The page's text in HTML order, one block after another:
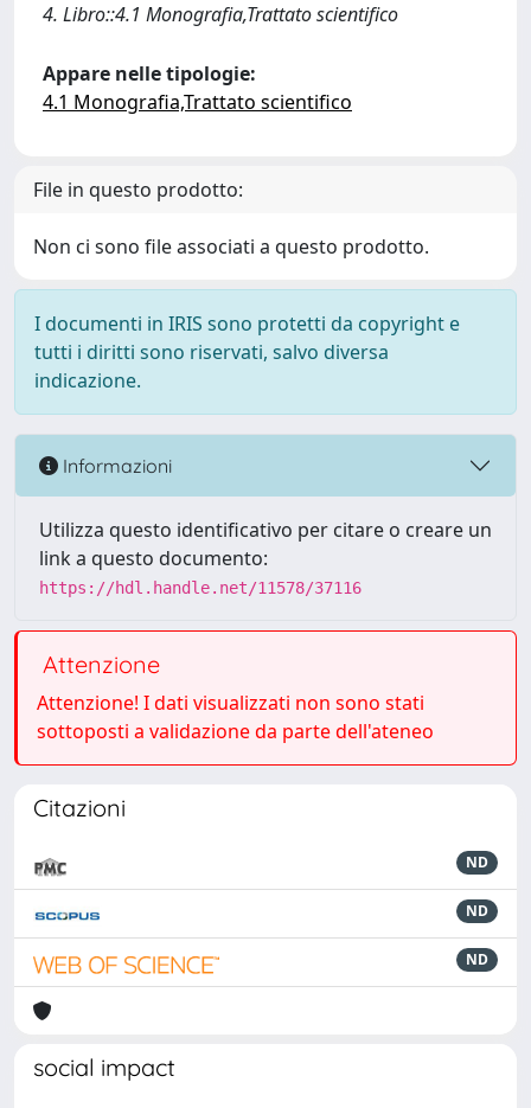
4. Libro::4.1 Monografia,Trattato scientifico
Appare nelle tipologie:
4.1 Monografia,Trattato scientifico
File in questo prodotto:
Non ci sono file associati a questo prodotto.
I documenti in IRIS sono protetti da copyright e
tutti i diritti sono riservati, salvo diversa
indicazione.
Informazioni
Utilizza questo identificativo per citare o creare un
link a questo documento:
https://hdl.handle.net/11578/37116
Attenzione
Attenzione! I dati visualizzati non sono stati
sottoposti a validazione da parte dell'ateneo
Citazioni
ND
ND
ND
social impact